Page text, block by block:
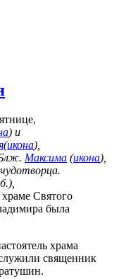
) и
(икона),
Максима (икона),
храме Святого
была
храма
священник